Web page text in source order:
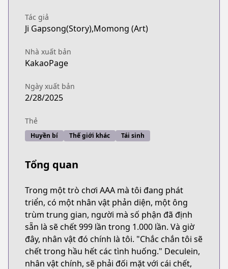
Tác giả
Ji Gapsong(Story),Momong (Art)
Nhà xuất bản
KakaoPage
Ngày xuất bản
2/28/2025
Thẻ
Huyền bí Thế giới khác Tái sinh
Tổng quan
Trong một trò chơi AAA mà tôi đang phát
triển, có một nhân vật phản diện, một ông
trùm trung gian, người mà số phận đã định
sẵn là sẽ chết 999 lần trong 1.000 lần. Và giờ
đây, nhân vật đó chính là tôi. "Chắc chắn tôi sẽ
chết trong hầu hết các tình huống." Deculein,
nhân vật chính, sẽ phải đối mặt với cái chết,